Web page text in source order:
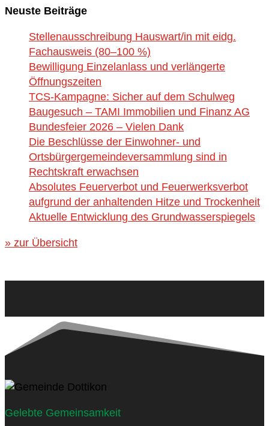
Neuste Beiträge
Stellenausschreibung Hauswart/in mit eidg.
Fachausweis (80–100 %)
Bewilligung Einzelanlass und verlängerte
Öffnungszeiten
TCS-Kampagne: Sicher auf dem Schulweg
Baugesuch – TAMI Immobilien und Finanz AG
Bundesfeier 2026 – Vielen Dank
Die Beschlüsse der Einwohner- und
Ortsbürgergemeindeversammlung sind in
Rechtskraft erwachsen
Absolutes Feuerverbot und Feuerwerksverbot
aufgrund der anhaltenden Hitze und Trockenheit
Aktuelle Entwicklung des Grundwasserspiegels
» zur Übersicht
Gelebte Gemeinsamkeit